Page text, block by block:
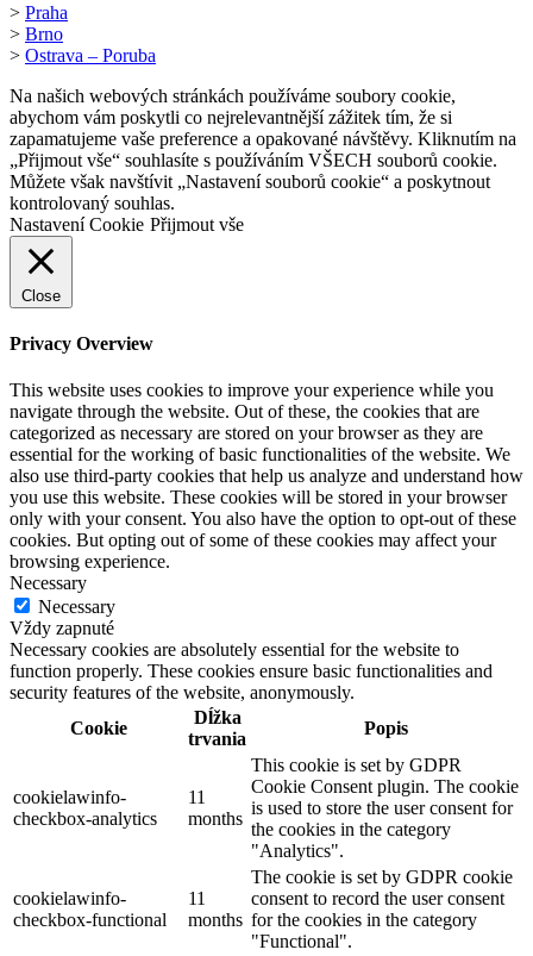
> Praha
> Brno
> Ostrava – Poruba
Na našich webových stránkách používáme soubory cookie,
abychom vám poskytli co nejrelevantnější zážitek tím, že si
zapamatujeme vaše preference a opakované návštěvy. Kliknutím na
„Přijmout vše“ souhlasíte s používáním VŠECH souborů cookie.
Můžete však navštívit „Nastavení souborů cookie“ a poskytnout
kontrolovaný souhlas.
Nastavení Cookie Přijmout vše
Close
Privacy Overview
This website uses cookies to improve your experience while you
navigate through the website. Out of these, the cookies that are
categorized as necessary are stored on your browser as they are
essential for the working of basic functionalities of the website. We
also use third-party cookies that help us analyze and understand how
you use this website. These cookies will be stored in your browser
only with your consent. You also have the option to opt-out of these
cookies. But opting out of some of these cookies may affect your
browsing experience.
Necessary
Necessary
Vždy zapnuté
Necessary cookies are absolutely essential for the website to
function properly. These cookies ensure basic functionalities and
security features of the website, anonymously.
Cookie
Dĺžka
trvania
Popis
cookielawinfo-
checkbox-analytics
11
months
This cookie is set by GDPR
Cookie Consent plugin. The cookie
is used to store the user consent for
the cookies in the category
"Analytics".
cookielawinfo-
checkbox-functional
11
months
The cookie is set by GDPR cookie
consent to record the user consent
for the cookies in the category
"Functional".